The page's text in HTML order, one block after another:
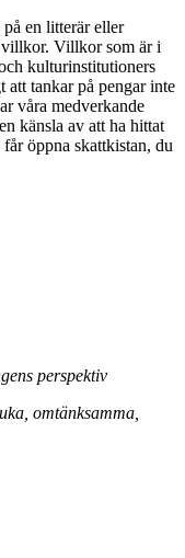
på en litterär eller
Villkor som är i
kulturinstitutioners
tankar på pengar inte
våra medverkande
känsla av att ha hittat
öppna skattkistan, du
perspektiv
omtänksamma,